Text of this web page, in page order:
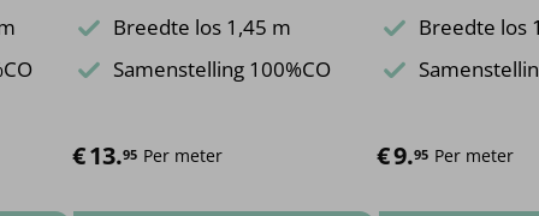
Breedte los 1,45 m
Samenstelling 100%CO
€13.95 Per meter
Breedte los
€9.95 Per meter